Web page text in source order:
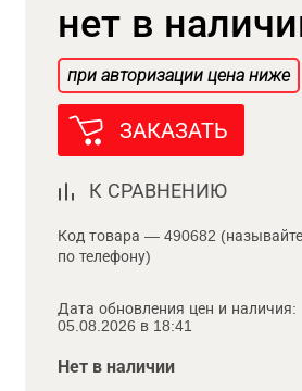
нет в
при авторизации цена ниже
ЗАКАЗАТЬ
К СРАВНЕНИЮ
Код товара — 490682
по телефону)
Дата обновления цен и наличия:
05.08.2026 в 18:41
Нет в наличии